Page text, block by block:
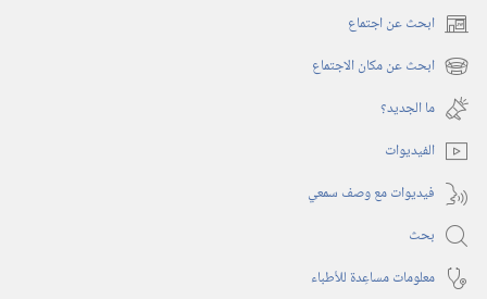
ابحث عن اجتماع (يفتح
نافذة ابحث عن مكان الاجتماع (يفتح
نافذة
جديدة)
ما الجديد؟‏
الفيديوات
فيديوات مع وصف سمعي
بحث
معلومات مساعِدة للأطباء